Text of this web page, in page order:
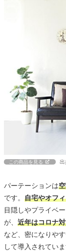
この商品を見る 出
パーテーションは
です。 自宅やオフ
目隠しやプライベ
が、 近年はコロナ
など、密になりや
して導入されていま